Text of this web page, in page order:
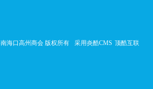
海口高州商会 版权所有 采用炎酷CMS 顶酷互联